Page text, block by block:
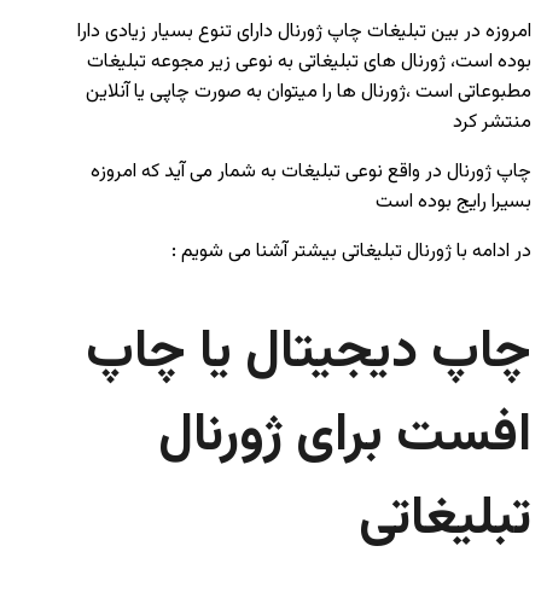
امروزه در بین تبلیغات چاپ ژورنال دارای تنوع بسیار زیادی دارا
بوده است، ژورنال های تبلیغاتی به نوعی زیر مجوعه تبلیغات
مطبوعاتی است ،ژورنال ها را میتوان به صورت چاپی یا آنلاین
منتشر کرد
چاپ ژورنال در واقع نوعی تبلیغات به شمار می آید که امروزه
بسیرا رایج بوده است
در ادامه با ژورنال تبلیغاتی بیشتر آشنا می شویم :
چاپ دیجیتال یا چاپ
افست برای ژورنال
تبلیغاتی